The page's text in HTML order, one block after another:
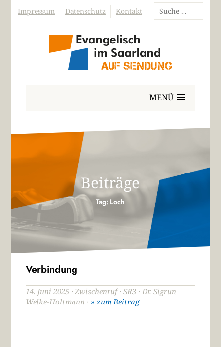
Impressum Datenschutz Kontakt
MENÜ
Beiträge
Tag: Loch
Verbindung
14. Juni 2025 · Zwischenruf · SR3 · Dr. Sigrun
Welke-Holtmann ·» zum Beitrag